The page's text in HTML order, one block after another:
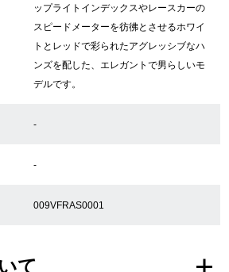
腕時計について
ップライトインデックスやレースカーの
スピードメーターを彷彿とさせるホワイ
トとレッドで彩られたアグレッシブなハ
ンズを配した、エレガントで男らしいモ
デルです。
-
-
009VFRAS0001
て